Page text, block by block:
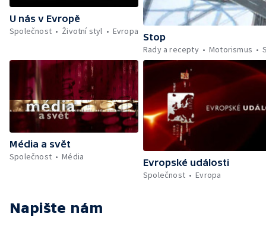
U nás v Evropě
Společnost
Životní styl Evropa
Stop
Rady a recepty
Motorismus
Média a svět
Společnost
Média
Evropské události
Společnost
Evropa
Napište nám